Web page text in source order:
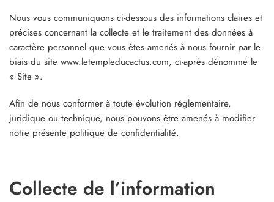
Nous vous communiquons ci-dessous des informations claires et
précises concernant la collecte et le traitement des données à
caractère personnel que vous êtes amenés à nous fournir par le
biais du site www.letempleducactus.com, ci-après dénommé le
« Site ».
Afin de nous conformer à toute évolution réglementaire,
juridique ou technique, nous pouvons être amenés à modifier
notre présente politique de confidentialité.
Collecte de l’information